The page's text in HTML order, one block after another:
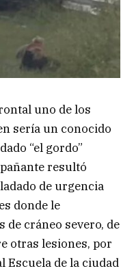
uno de los
sería un conocido
“el gordo”
resultó
de urgencia
donde le
cráneo severo, de
otras lesiones, por
Escuela de la ciudad